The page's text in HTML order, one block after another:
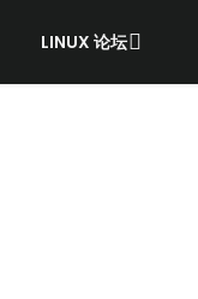
LINUX 论坛